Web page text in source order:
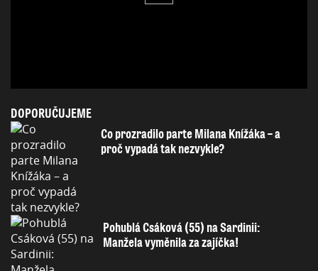
DOPORUČUJEME
Co prozradilo parte Milana Knížáka – a
proč vypadá tak nezvykle?
Pohublá Csáková (55) na Sardinii:
Manžela vyměnila za zajíčka!